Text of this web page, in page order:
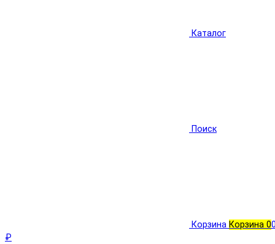
Каталог
Поиск
Корзина Корзина 0
₽